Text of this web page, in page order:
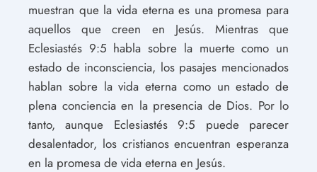
muestran que la vida eterna es una promesa para
aquellos que creen en Jesús. Mientras que
Eclesiastés 9:5 habla sobre la muerte como un
estado de inconsciencia, los pasajes mencionados
hablan sobre la vida eterna como un estado de
plena conciencia en la presencia de Dios. Por lo
tanto, aunque Eclesiastés 9:5 puede parecer
desalentador, los cristianos encuentran esperanza
en la promesa de vida eterna en Jesús.